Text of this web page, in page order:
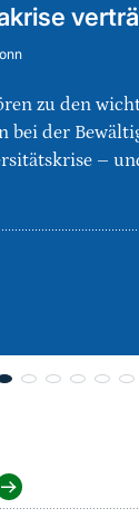
zu den
bei der
–